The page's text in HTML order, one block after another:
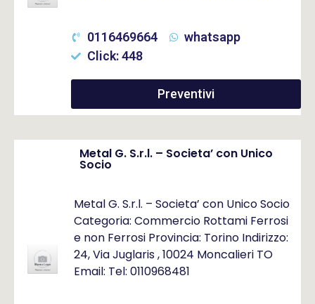
0116469664
whatsapp
Click: 448
Preventivi
Metal G. S.r.l. – Societa’ con Unico
Socio
Metal G. S.r.l. – Societa’ con Unico Socio
Categoria: Commercio Rottami Ferrosi
e non Ferrosi Provincia: Torino Indirizzo:
24, Via Juglaris , 10024 Moncalieri TO
Email: Tel: 0110968481